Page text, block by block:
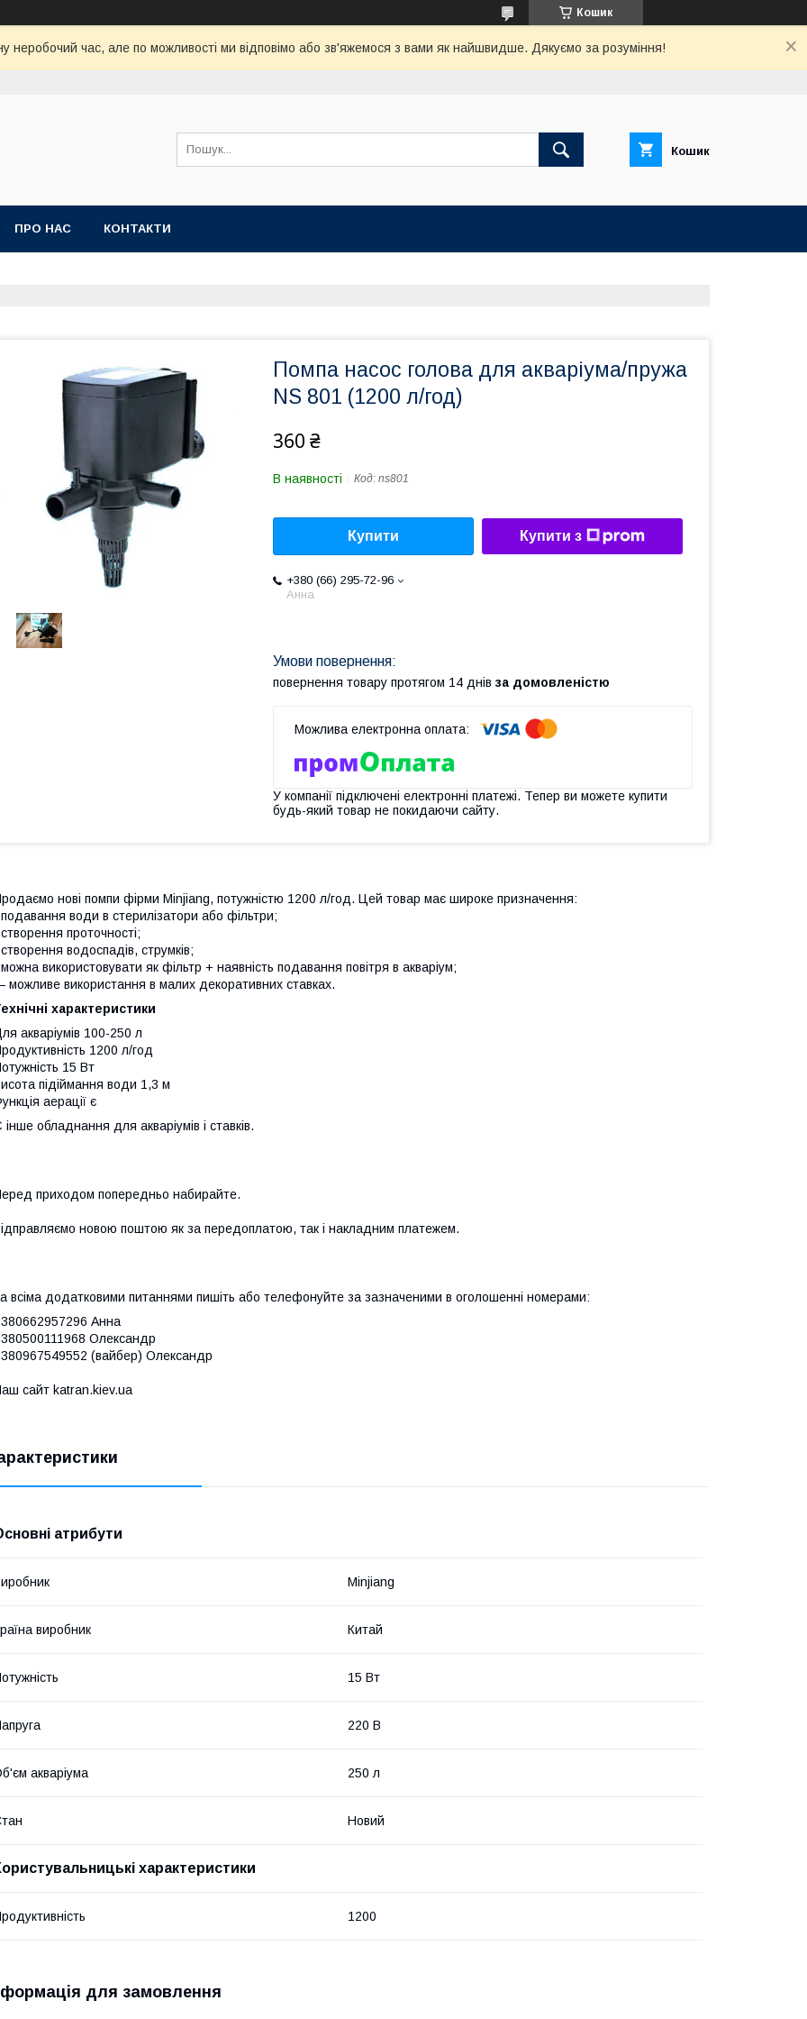
Кошик
неробочий час, але по можливості ми відповімо або зв'яжемося з вами як найшвидше. Дякуємо за розуміння!
Кошик
ПРО НАС КОНТАКТИ
Помпа насос голова для акваріума/пружа
NS 801 (1200 л/год)
360 ₴
В наявності Код: ns801
Купити Купити з
+380 (66) 295-72-96
Анна
повернення товару протягом 14 днів за домовленістю
У компанії підключені електронні платежі. Тепер ви можете купити
будь-який товар не покидаючи сайту.
нові помпи фірми Minjiang, потужністю 1200 л/год. Цей товар має широке призначення:
води в стерилізатори або фільтри;
проточності;
водоспадів, струмків;
використовувати як фільтр + наявність подавання повітря в акваріум;
можливе використання в малих декоративних ставках.
характеристики
акваріумів 100-250 л
1200 л/год
15 Вт
підіймання води 1,3 м
аерації є
інше обладнання для акваріумів і ставків.
приходом попередньо набирайте.
новою поштою як за передоплатою, так і накладним платежем.
всіма додатковими питаннями пишіть або телефонуйте за зазначеними в оголошенні номерами:
Анна
Олександр
(вайбер) Олександр
сайт katran.kiev.ua
атрибути
Minjiang
виробник Китай
15 Вт
220 В
акваріума 250 л
Новий
характеристики
1200
для замовлення